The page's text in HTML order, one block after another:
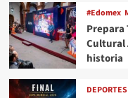
#Edomex
Prepara
Cultural
historia
DEPORTES